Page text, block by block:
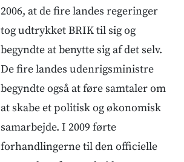
2006, at de fire landes regeringer
tog udtrykket BRIK til sig og
begyndte at benytte sig af det selv.
De fire landes udenrigsministre
begyndte også at føre samtaler om
at skabe et politisk og økonomisk
samarbejde. I 2009 førte
forhandlingerne til den officielle